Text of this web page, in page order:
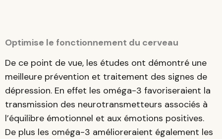
Optimise le fonctionnement du cerveau
De ce point de vue, les études ont démontré une
meilleure prévention et traitement des signes de
dépression. En effet les oméga-3 favoriseraient la
transmission des neurotransmetteurs associés à
l’équilibre émotionnel et aux émotions positives.
De plus les oméga-3 amélioreraient également les